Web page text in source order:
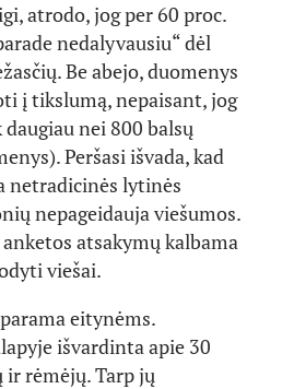
atrodo, jog per 60 proc.
nedalyvausiu“ dėl
Be abejo, duomenys
į tikslumą, nepaisant, jog
nei 800 balsų
Peršasi išvada, kad
netradicinės lytinės
nepageidauja viešumos.
atsakymų kalbama
viešai.
eitynėms.
išvardinta apie 30
rėmėjų. Tarp jų